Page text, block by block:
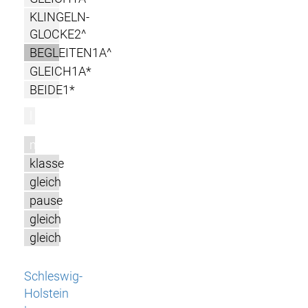
KLINGELN-
GLOCKE2^
BEGLEITEN1A^
GLEICH1A*
BEIDE1*
m
klasse
gleich
pause
gleich
gleich
Schleswig-
Holstein